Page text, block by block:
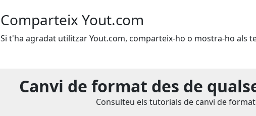
Comparteix Yout.com
Si t'ha agradat utilitzar Yout.com, comparteix-ho o mostra-ho als
Canvi de format des de
Consulteu els tutorials de canvi de